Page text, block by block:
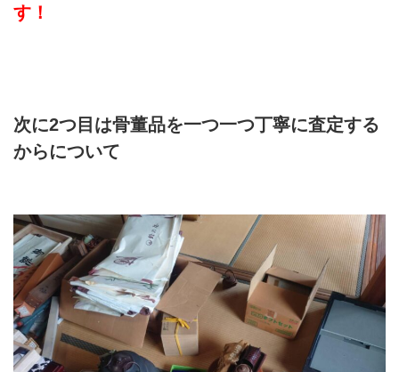
す！
次に2つ目は骨董品を一つ一つ丁寧に査定する
からについて